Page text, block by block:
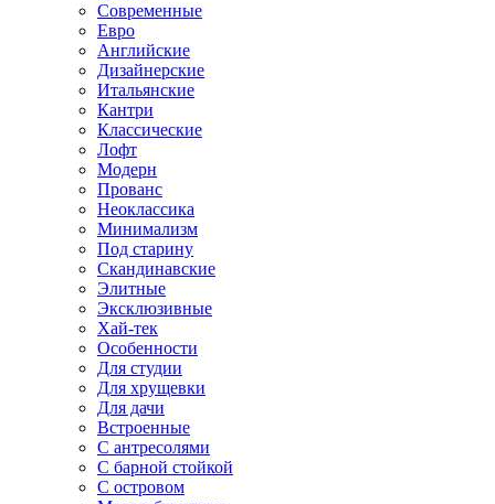
Современные
Евро
Английские
Дизайнерские
Итальянские
Кантри
Классические
Лофт
Модерн
Прованс
Неоклассика
Минимализм
Под старину
Скандинавские
Элитные
Эксклюзивные
Хай-тек
Особенности
Для студии
Для хрущевки
Для дачи
Встроенные
С антресолями
С барной стойкой
С островом